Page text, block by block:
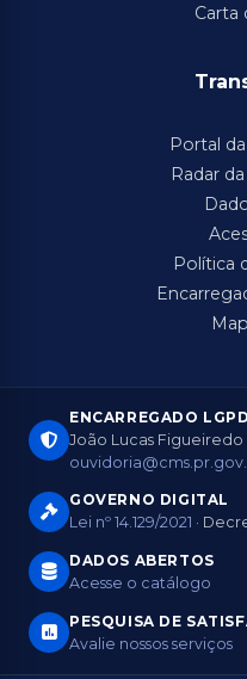
Carta
Portal
Radar
Política
ENCARREGADO
João Lucas Figueiredo
GOVERNO DIGITAL
Lei nº 14.129/2021 ·
DADOS ABERTOS
Acesse o catálogo
PESQUISA DE
Avalie nossos serviços